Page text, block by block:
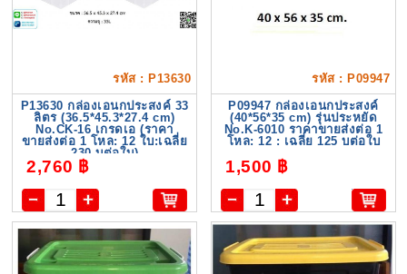
รหัส : P13630
P13630 กล่องเอนกประสงค์ 33
ลิตร (36.5*45.3*27.4 cm)
No.CK-16 เกรดเอ (ราคา
ขายส่งต่อ 1 โหล: 12 ใบ:เฉลี่ย
230 บต่อใบ)
2,760 ฿
รหัส : P09947
P09947 กล่องเอนกประสงค์
(40*56*35 cm) รุ่นประหยัด
No.K-6010 ราคาขายส่งต่อ 1
โหล: 12 : เฉลี่ย 125 บต่อใบ
1,500 ฿